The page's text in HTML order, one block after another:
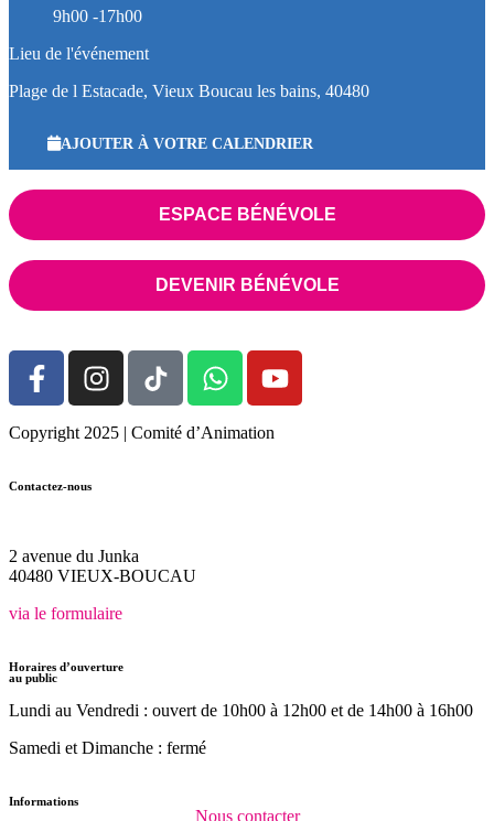
9h00 -17h00
Lieu de l'événement
Plage de l Estacade, Vieux Boucau les bains, 40480
AJOUTER À VOTRE CALENDRIER
ESPACE BÉNÉVOLE
DEVENIR BÉNÉVOLE
Copyright 2025 | Comité d’Animation
Contactez-nous
2 avenue du Junka
40480 VIEUX-BOUCAU
via le formulaire
Horaires d’ouverture
au public
Lundi au Vendredi : ouvert de 10h00 à 12h00 et de 14h00 à 16h00
Samedi et Dimanche : fermé
Informations
Nous contacter